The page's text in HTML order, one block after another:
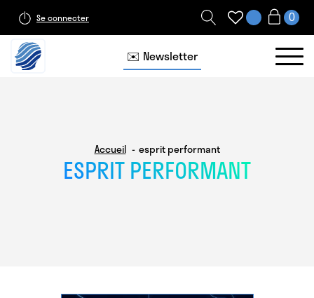
Se connecter
✉️ Newsletter
Accueil esprit performant
ESPRIT PERFORMANT